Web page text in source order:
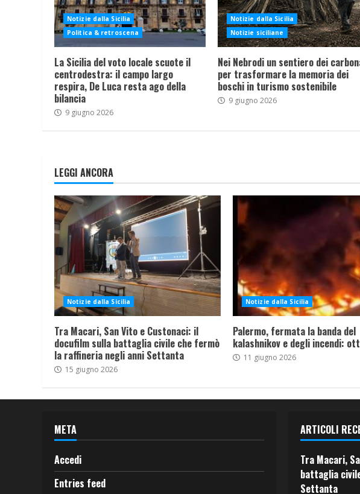
Notizie dalla Sicilia
Politica & retroscena
La Sicilia del voto locale scuote il
centrodestra: il campo largo
respira, De Luca resta ago della
bilancia
9 giugno 2026
Notizie dalla Sicilia
Notizie siciliane
Nei Nebrodi un sentiero dei
per trasformare la memoria dei
boschi in turismo sostenibile
9 giugno 2026
LEGGI ANCORA
Notizie dalla Sicilia
Tra Macari, San Vito e Custonaci: il
docufilm sulla battaglia civile che fermò
la raffineria negli anni Settanta
15 giugno 2026
Notizie dalla Sicilia
Palermo, fermata la banda del
kalashnikov e degli incendi:
11 giugno 2026
META
Accedi
Entries feed
ARTICOLI
Tra Macari,
battaglia
Settanta